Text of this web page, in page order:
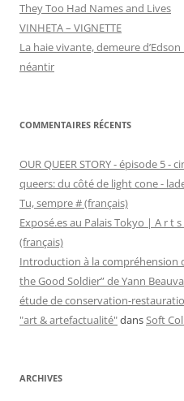
They Too Had Names and Lives
VINHETA – VIGNETTE
La haie vivante, demeure
néantir
COMMENTAIRES RÉCENTS
OUR QUEER STORY - épisode 5
queers: du côté de light cone -
Tu, sempre # (français)
Exposé.es au Palais Tokyo | A r t s
(français)
Introduction à la compréhension
the Good Soldier” de Yann
étude de conservation-
"art & artefactualité"dansSoft
ARCHIVES